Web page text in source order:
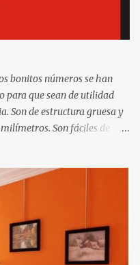
bonitos números se han
para que sean de utilidad
Son de estructura gruesa y
Son fáciles de
de los niños, entre